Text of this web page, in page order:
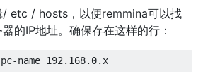
/ etc / hosts，以便remmina可以找
的IP地址。确保存在这样的行：